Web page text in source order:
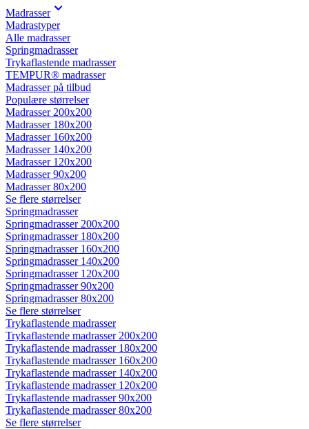
Madrasser
Madrastyper
Alle madrasser
Springmadrasser
Trykaflastende madrasser
TEMPUR® madrasser
Madrasser på tilbud
Populære størrelser
Madrasser 200x200
Madrasser 180x200
Madrasser 160x200
Madrasser 140x200
Madrasser 120x200
Madrasser 90x200
Madrasser 80x200
Se flere størrelser
Springmadrasser
Springmadrasser 200x200
Springmadrasser 180x200
Springmadrasser 160x200
Springmadrasser 140x200
Springmadrasser 120x200
Springmadrasser 90x200
Springmadrasser 80x200
Se flere størrelser
Trykaflastende madrasser
Trykaflastende madrasser 200x200
Trykaflastende madrasser 180x200
Trykaflastende madrasser 160x200
Trykaflastende madrasser 140x200
Trykaflastende madrasser 120x200
Trykaflastende madrasser 90x200
Trykaflastende madrasser 80x200
Se flere størrelser